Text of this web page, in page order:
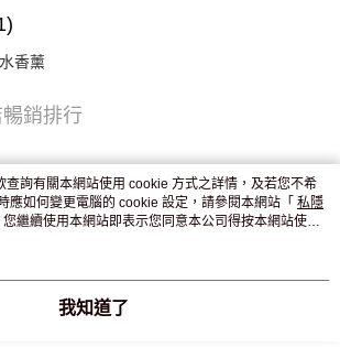
確認後2-4個工作天到店，7天內取。逾期後
香薰
銷排行
查詢有關本網站使用 cookie 方式之詳情，及若您不希
應如何變更電腦的 cookie 設定，請參閱本網站「 私隱
繼續使用本網站即表示您同意本公司得按本網站使用
。
我知道了